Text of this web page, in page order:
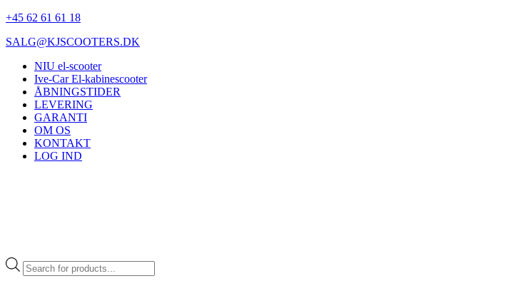
+45 62 61 61 18
SALG@KJSCOOTERS.DK
NIU el-scooter
Ive-Car El-kabinescooter
ÅBNINGSTIDER
LEVERING
GARANTI
OM OS
KONTAKT
LOG IND
Products
search